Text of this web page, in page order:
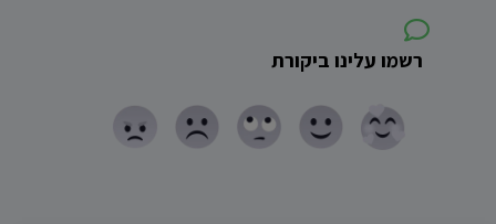
רשמו עלינו ביקורת